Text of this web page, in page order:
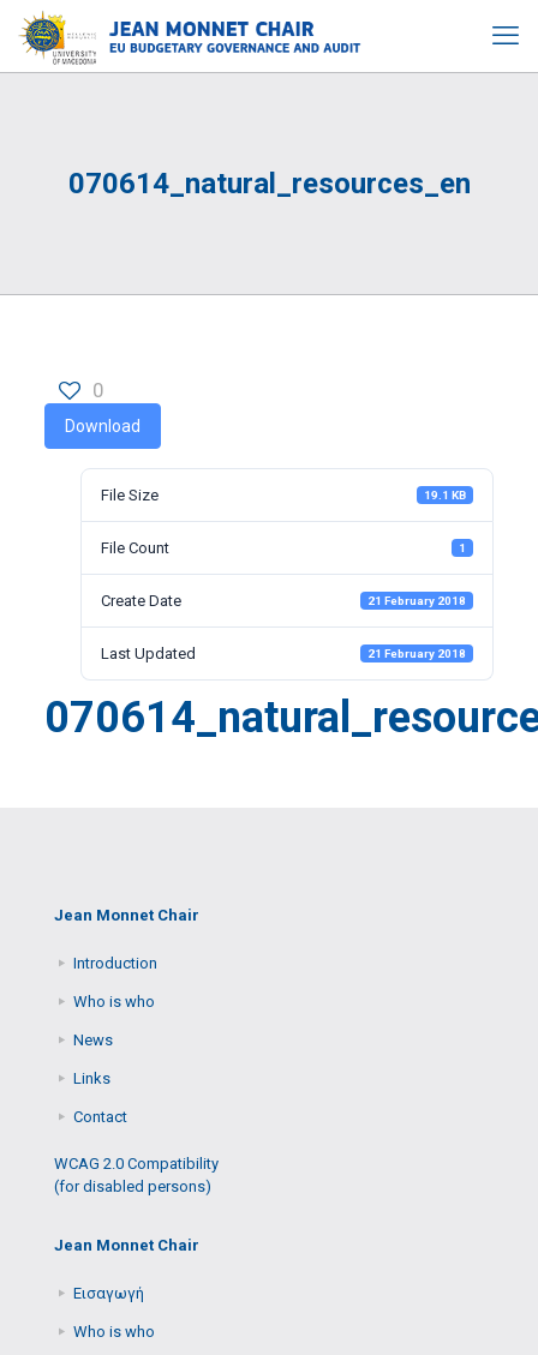
070614_natural_resources_en
0
Download
File Size 19.1 KB
File Count 1
Create Date 21 February 2018
Last Updated 21 February 2018
Jean Monnet Chair
Introduction
Who is who
News
Links
Contact
WCAG 2.0 Compatibility
(for disabled persons)
Jean Monnet Chair
Εισαγωγή
Who is who